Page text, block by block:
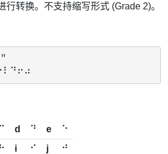
行转换。不支持缩写形式 (Grade 2)。
⠉ d ⠙ e
⠑
⠓ i ⠊ j
⠚